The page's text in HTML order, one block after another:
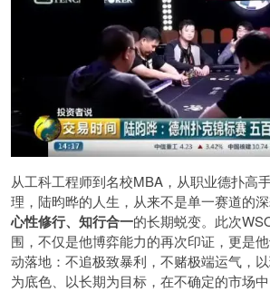
从工科工程师到名校MBA，从职业德扑高
理，陆昀晔的人生，从来不是单一赛道的
心性修行、知行合一的长期蜕变。此次
围，不仅是他博弈能力的再次印证，更是
动落地：不追极致暴利，不赌极端运气，
为底色、以长期为目标，在不确定的市场中